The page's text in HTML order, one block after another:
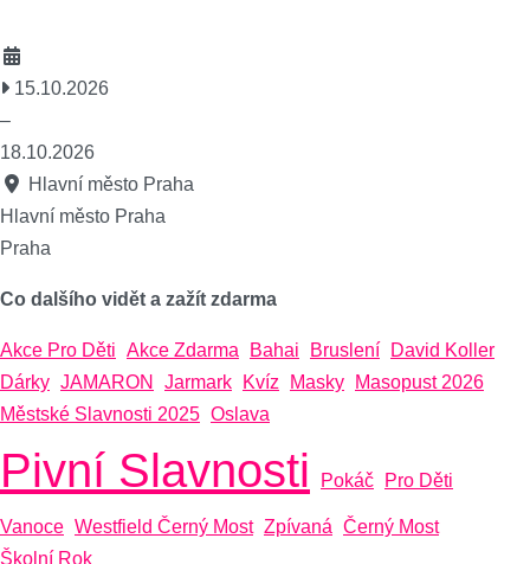
15.10.2026
–
18.10.2026
Hlavní město Praha
Hlavní město Praha
Praha
Co dalšího vidět a zažít zdarma
Akce Pro Děti Akce Zdarma Bahai Bruslení
David Koller
Dárky JAMARON Jarmark Kvíz Masky
Masopust 2026
Městské Slavnosti 2025 Oslava
Pivní Slavnosti Pokáč Pro Děti
Vanoce Westfield Černý Most Zpívaná Černý Most
Školní Rok